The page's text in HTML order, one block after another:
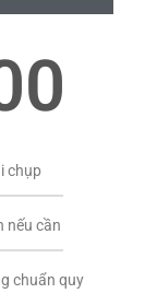
chụp
nếu cần
chuẩn quy